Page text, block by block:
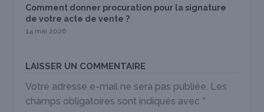
Comment donner procuration pour la signature
de votre acte de vente ?
14 mai 2026
LAISSER UN COMMENTAIRE
Votre adresse e-mail ne sera pas publiée. Les
champs obligatoires sont indiqués avec *